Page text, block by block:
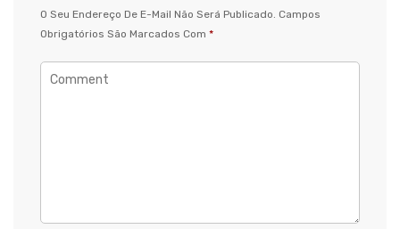
O Seu Endereço De E-Mail Não Será Publicado. Campos
Obrigatórios São Marcados Com *